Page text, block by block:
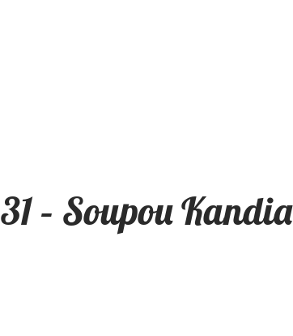
31 – Soupou Kandia